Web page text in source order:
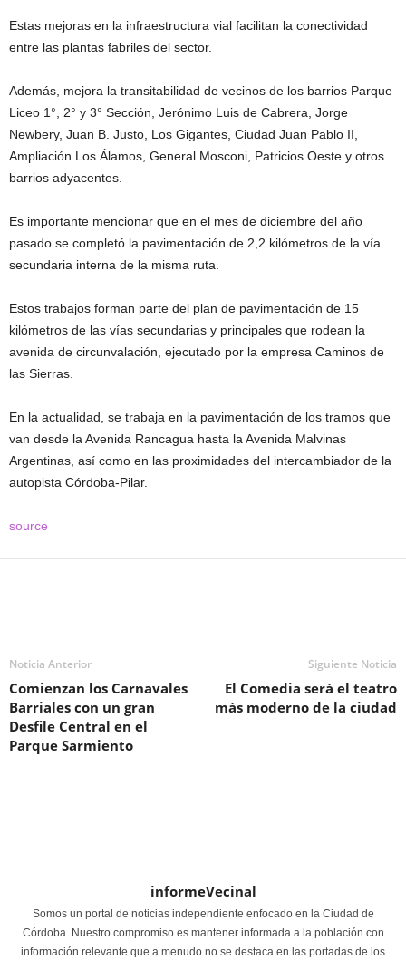
Estas mejoras en la infraestructura vial facilitan la conectividad
entre las plantas fabriles del sector.
Además, mejora la transitabilidad de vecinos de los barrios Parque
Liceo 1°, 2° y 3° Sección, Jerónimo Luis de Cabrera, Jorge
Newbery, Juan B. Justo, Los Gigantes, Ciudad Juan Pablo II,
Ampliación Los Álamos, General Mosconi, Patricios Oeste y otros
barrios adyacentes.
Es importante mencionar que en el mes de diciembre del año
pasado se completó la pavimentación de 2,2 kilómetros de la vía
secundaria interna de la misma ruta.
Estos trabajos forman parte del plan de pavimentación de 15
kilómetros de las vías secundarias y principales que rodean la
avenida de circunvalación, ejecutado por la empresa Caminos de
las Sierras.
En la actualidad, se trabaja en la pavimentación de los tramos que
van desde la Avenida Rancagua hasta la Avenida Malvinas
Argentinas, así como en las proximidades del intercambiador de la
autopista Córdoba-Pilar.
source
Noticia Anterior
Comienzan los Carnavales
Barriales con un gran
Desfile Central en el
Parque Sarmiento
Siguiente Noticia
El Comedia será el teatro
más moderno de la ciudad
informeVecinal
Somos un portal de noticias independiente enfocado en la Ciudad de
Córdoba. Nuestro compromiso es mantener informada a la población con
información relevante que a menudo no se destaca en las portadas de los